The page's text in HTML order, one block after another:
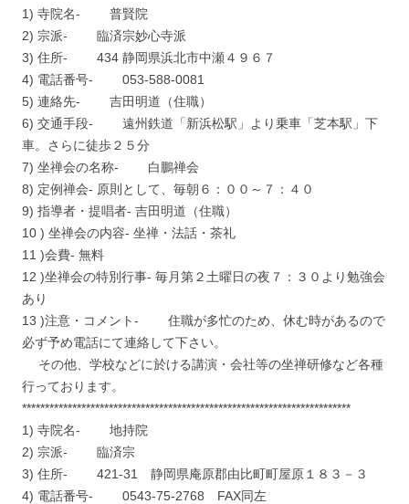
1) 寺院名- 普賢院
2) 宗派- 臨済宗妙心寺派
3) 住所- 434 静岡県浜北市中瀬４９６７
4) 電話番号- 053-588-0081
5) 連絡先- 吉田明道（住職）
6) 交通手段- 遠州鉄道「新浜松駅」より乗車「芝本駅」下
車。さらに徒歩２５分
7) 坐禅会の名称- 白鵬禅会
8) 定例禅会- 原則として、毎朝６：００～７：４０
9) 指導者・提唱者- 吉田明道（住職）
10 ) 坐禅会の内容- 坐禅・法話・茶礼
11 )会費- 無料
12 )坐禅会の特別行事- 毎月第２土曜日の夜７：３０より勉強会
あり
13 )注意・コメント- 住職が多忙のため、休む時があるので
必ず予め電話にて連絡して下さい。
その他、学校などに於ける講演・会社等の坐禅研修など各種
行っております。
************************************************************************
1) 寺院名- 地持院
2) 宗派- 臨済宗
3) 住所- 421-31 静岡県庵原郡由比町町屋原１８３－３
4) 電話番号- 0543-75-2768 FAX同左